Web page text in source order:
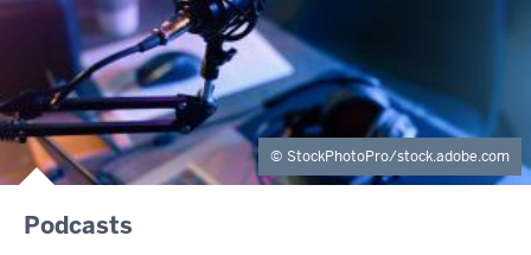
StockPhotoPro/stock.adobe.com
Podcasts